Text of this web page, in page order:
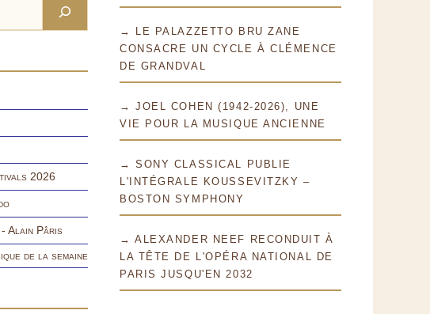
2026
- Alain Pâris
de la semaine
→ LE PALAZZETTO BRU ZANE
CONSACRE UN CYCLE À CLÉMENCE
DE GRANDVAL
→ JOEL COHEN (1942-2026), UNE
VIE POUR LA MUSIQUE ANCIENNE
→ SONY CLASSICAL PUBLIE
L'INTÉGRALE KOUSSEVITZKY –
BOSTON SYMPHONY
→ ALEXANDER NEEF RECONDUIT À
LA TÊTE DE L'OPÉRA NATIONAL DE
PARIS JUSQU'EN 2032